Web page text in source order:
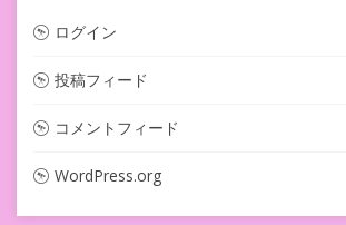
ログイン
投稿フィード
コメントフィード
WordPress.org